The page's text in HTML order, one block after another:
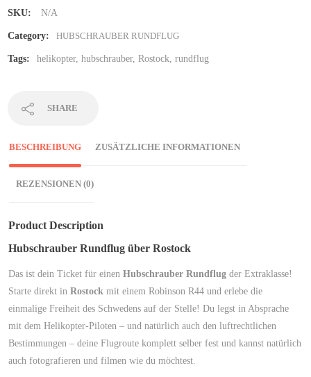
SKU: N/A
Category: HUBSCHRAUBER RUNDFLUG
Tags: helikopter,hubschrauber,Rostock,rundflug
SHARE
BESCHREIBUNG ZUSÄTZLICHE INFORMATIONEN
REZENSIONEN (0)
Product Description
Hubschrauber Rundflug über Rostock
Das ist dein Ticket für einenHubschrauber Rundflug der Extraklasse!
Starte direkt inRostock mit einem Robinson R44 und erlebe die
einmalige Freiheit des Schwedens auf der Stelle! Du legst in Absprache
mit dem Helikopter-Piloten – und natürlich auch den luftrechtlichen
Bestimmungen – deine Flugroute komplett selber fest und kannst natürlich
auch fotografieren und filmen wie du möchtest.